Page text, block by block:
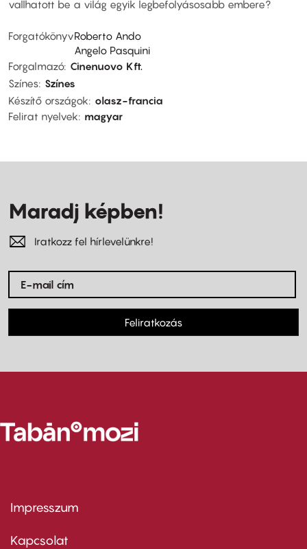
vallhatott be a világ egyik legbefolyásosabb embere?
ForgatókönyvRoberto Ando
Angelo Pasquini
Forgalmazó Cinenuovo Kft.
Színes Színes
Készítő országok
olasz-francia
Felirat nyelvek
magyar
Maradj képben!
Iratkozz fel hírlevelünkre!
Feliratkozás
Footer
first
Impresszum
Kapcsolat